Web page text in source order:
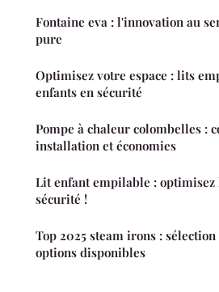
Fontaine eva : l'innovation au
pure
Optimisez votre espace : lits
enfants en sécurité
Pompe à chaleur colombelles :
installation et économies
Lit enfant empilable : optimisez
sécurité !
Top 2025 steam irons :
options disponibles